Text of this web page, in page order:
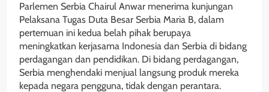
Parlemen Serbia Chairul Anwar menerima kunjungan
Pelaksana Tugas Duta Besar Serbia Maria B, dalam
pertemuan ini kedua belah pihak berupaya
meningkatkan kerjasama Indonesia dan Serbia di bidang
perdagangan dan pendidikan. Di bidang perdagangan,
Serbia menghendaki menjual langsung produk mereka
kepada negara pengguna, tidak dengan perantara.